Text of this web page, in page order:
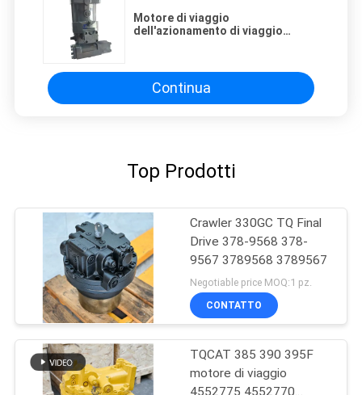
Motore di viaggio
dell'azionamento di viaggio
Ingegneria del movimento terra
Continua
Top Prodotti
Crawler 330GC TQ Final
Drive 378-9568 378-
9567 3789568 3789567
Negotiable price MOQ:1 pz.
CONTATTO
TQCAT 385 390 395F
motore di viaggio
4552775 4552770